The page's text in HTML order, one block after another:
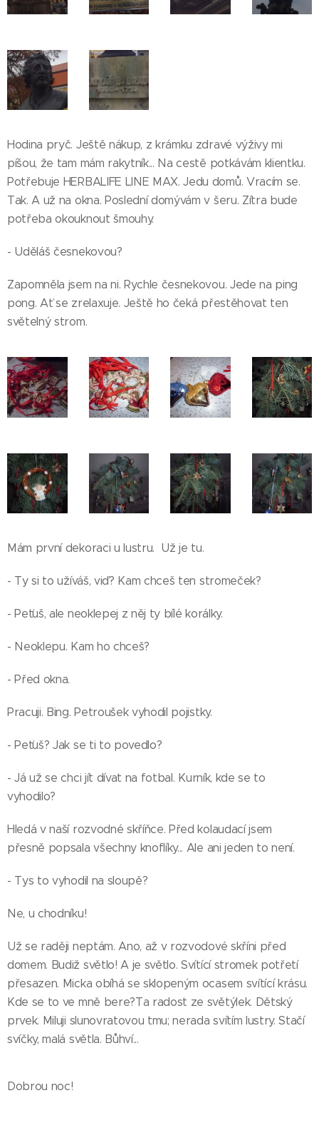
Hodina pryč. Ještě nákup, z krámku zdravé výživy mi
píšou, že tam mám rakytník... Na cestě potkávám klientku.
Potřebuje HERBALIFE LINE MAX. Jedu domů. Vracím se.
Tak. A už na okna. Poslední domývám v šeru. Zítra bude
potřeba okouknout šmouhy.
- Uděláš česnekovou?
Zapomněla jsem na ni. Rychle česnekovou. Jede na ping
pong. Ať se zrelaxuje. Ještě ho čeká přestěhovat ten
světelný strom.
Mám první dekoraci u lustru. Už je tu.
- Ty si to užíváš, viď? Kam chceš ten stromeček?
- Peťuš, ale neoklepej z něj ty bílé korálky.
- Neoklepu. Kam ho chceš?
- Před okna.
Pracuji. Bing. Petroušek vyhodil pojistky.
- Peťuš? Jak se ti to povedlo?
- Já už se chci jít dívat na fotbal. Kurník, kde se to
vyhodilo?
Hledá v naší rozvodné skříňce. Před kolaudací jsem
přesně popsala všechny knoflíky... Ale ani jeden to není.
- Tys to vyhodil na sloupě?
Ne, u chodníku!
Už se raději neptám. Ano, až v rozvodové skříni před
domem. Budiž světlo! A je světlo. Svítící stromek potřetí
přesazen. Micka obíhá se sklopeným ocasem svítící krásu.
Kde se to ve mně bere?Ta radost ze světýlek. Dětský
prvek. Miluji slunovratovou tmu; nerada svítím lustry. Stačí
svíčky, malá světla. Bůhví...
Dobrou noc!